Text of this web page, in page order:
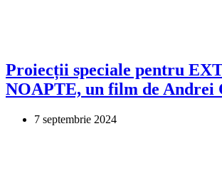
Proiecții speciale pentru
NOAPTE, un film de Andrei
7 septembrie 2024